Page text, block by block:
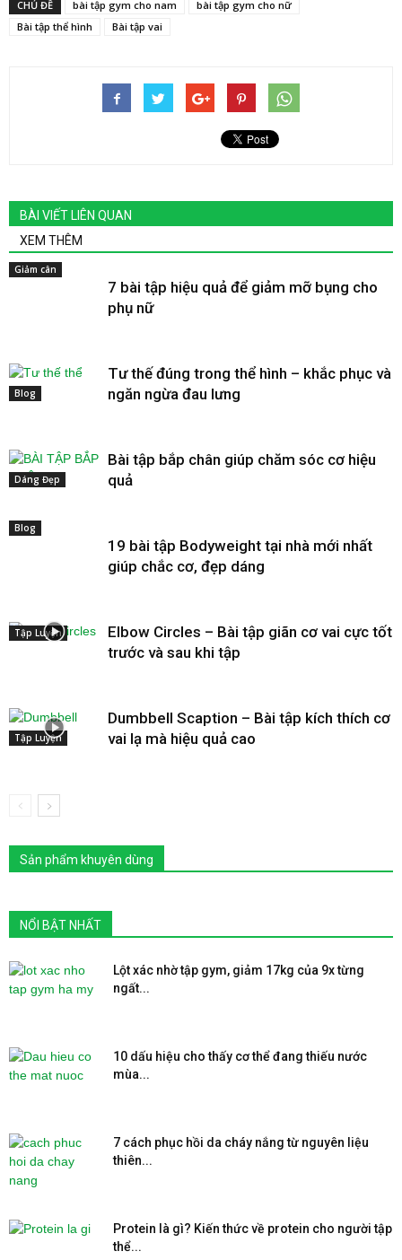
CHỦ ĐỀ bài tập gym cho nam
bài tập gym cho nữ
Bài tập thể hình
Bài tập vai
BÀI VIẾT LIÊN QUAN
XEM THÊM
Giảm cân
7 bài tập hiệu quả để giảm mỡ bụng cho
phụ nữ
Blog
Tư thế đúng trong thể hình – khắc phục và
ngăn ngừa đau lưng
Dáng Đẹp
Bài tập bắp chân giúp chăm sóc cơ hiệu
quả
Blog
19 bài tập Bodyweight tại nhà mới nhất
giúp chắc cơ, đẹp dáng
Tập Luyện
Elbow Circles – Bài tập giãn cơ vai cực tốt
trước và sau khi tập
Tập Luyện
Dumbbell Scaption – Bài tập kích thích cơ
vai lạ mà hiệu quả cao
Sản phẩm khuyên dùng
NỔI BẬT NHẤT
Lột xác nhờ tập gym, giảm 17kg của 9x từng
ngất...
10 dấu hiệu cho thấy cơ thể đang thiếu nước
mùa...
7 cách phục hồi da cháy nắng từ nguyên liệu
thiên...
Protein là gì? Kiến thức về protein cho người tập
thể...